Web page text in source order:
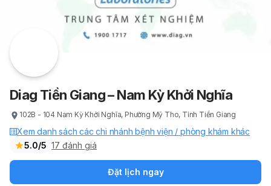
Diag Tiền Giang – Nam Kỳ Khởi Nghĩa
102B - 104 Nam Kỳ Khởi Nghĩa, Phường Mỹ Tho, Tỉnh Tiền Giang
Xem danh sách các chi nhánh bệnh viện / phòng khám khác
5.0/5 17 đánh giá
Đặt lịch ngay